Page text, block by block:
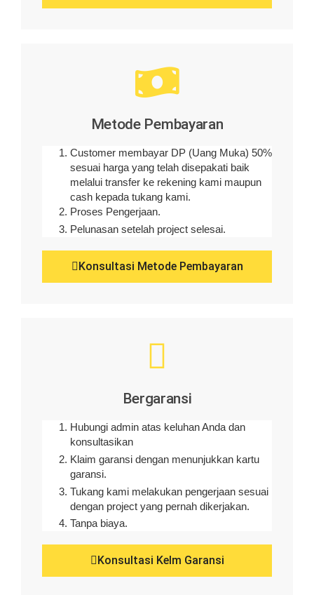
Metode Pembayaran
Customer membayar DP (Uang Muka) 50%
sesuai harga yang telah disepakati baik
melalui transfer ke rekening kami maupun
cash kepada tukang kami.
Proses Pengerjaan.
Pelunasan setelah project selesai.
Konsultasi Metode Pembayaran
Bergaransi
Hubungi admin atas keluhan Anda dan
konsultasikan
Klaim garansi dengan menunjukkan kartu
garansi.
Tukang kami melakukan pengerjaan sesuai
dengan project yang pernah dikerjakan.
Tanpa biaya.
Konsultasi Kelm Garansi